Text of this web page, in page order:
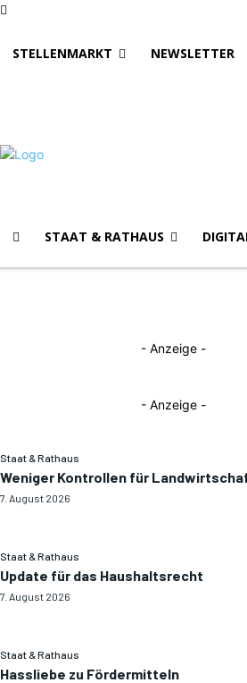
STELLENMARKT NEWSLETTER
STAAT & RATHAUS
- Anzeige -
- Anzeige -
Staat & Rathaus
Weniger Kontrollen für
7. August 2026
Staat & Rathaus
Update für das Haushaltsrecht
7. August 2026
Staat & Rathaus
Hassliebe zu Fördermitteln